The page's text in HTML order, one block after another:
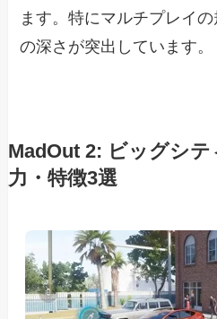
ます。特にマルチプレイ
の深さが突出しています。
MadOut 2: ビッグシ
力・特徴3選